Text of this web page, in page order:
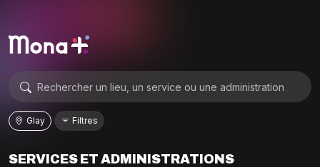
Glay Filtres
SERVICES ET ADMINISTRATIONS